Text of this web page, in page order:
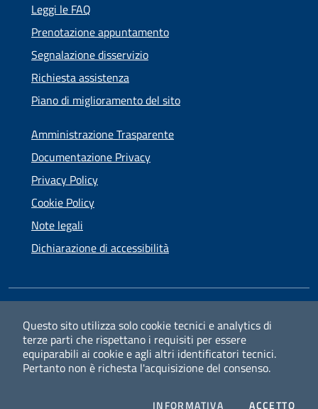
Questo sito utilizza solo cookie tecnici e analytics di
terze parti che rispettano i requisiti per essere
equiparabili ai cookie e agli altri identificatori tecnici.
Pertanto non è richesta l'acquisizione del consenso.
INFORMATIVA PRIVACYACCETTOI
Leggi le FAQ
Prenotazione appuntamento
Segnalazione disservizio
Richiesta assistenza
Piano di miglioramento del sito
Amministrazione Trasparente
Documentazione Privacy
Privacy Policy
Cookie Policy
Note legali
Dichiarazione di accessibilità
FacebookInstagram